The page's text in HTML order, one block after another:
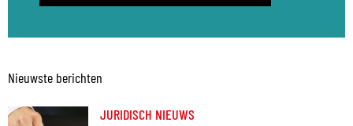
Nieuwste berichten
JURIDISCH NIEUWS